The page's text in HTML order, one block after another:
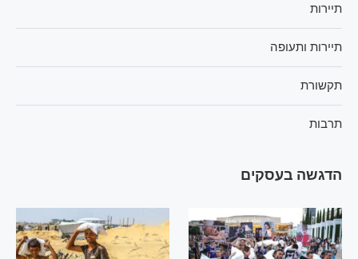
תיירות
תיירות ותעופה
תקשורת
תרבות
הדגשה בעסקים